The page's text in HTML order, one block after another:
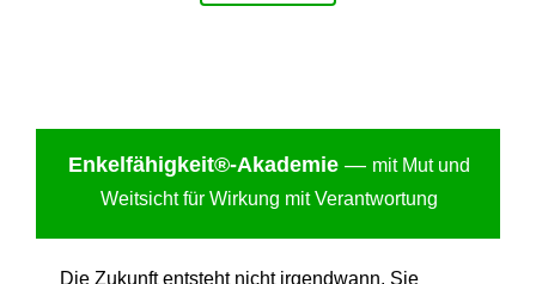
Enkelfähigkeit®-Akademie — mit Mut und
Weitsicht für Wirkung mit Verantwortung
Die Zukunft entsteht nicht irgendwann. Sie